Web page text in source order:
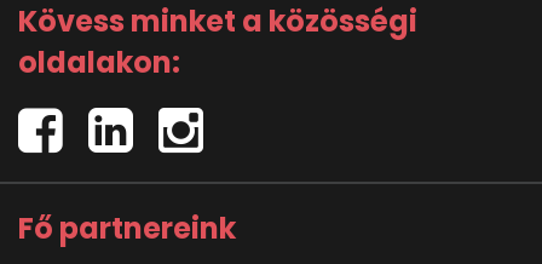
Kövess minket a közösségi
oldalakon:
Fő partnereink